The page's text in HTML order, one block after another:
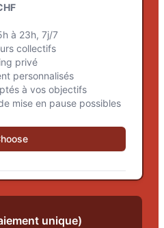
à 23h, 7j/7
collectifs
privé
personnalisés
à vos objectifs
mise en pause possibles
unique)